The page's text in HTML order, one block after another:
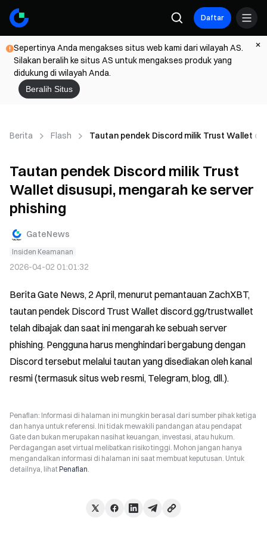
Daftar
Sepertinya Anda mengakses situs web kami dari wilayah AS.
Silakan beralih ke situs AS untuk mengakses produk yang
didukung di wilayah Anda.
Beralih Situs
Berita Flash Tautan pendek Discord milik Trust Wallet
Tautan pendek Discord milik Trust
Wallet disusupi, mengarah ke server
phishing
GateNews
Insiden Keamanan
2026-04-02 01:01:32
Berita Gate News, 2 April, menurut pemantauan ZachXBT,
tautan pendek Discord Trust Wallet discord.gg/trustwallet
telah dibajak dan saat ini mengarah ke sebuah server
phishing. Pengguna harus menghindari bergabung dengan
Discord tersebut melalui tautan yang disediakan oleh kanal
resmi (termasuk situs web resmi, Telegram, blog, dll.).
Penafian: Informasi di halaman ini mungkin berasal dari sumber pihak ketiga
dan hanya untuk referensi. Ini tidak mewakili pandangan atau pendapat
Gate dan bukan merupakan nasihat keuangan, investasi, atau hukum.
Perdagangan aset virtual melibatkan risiko tinggi. Mohon jangan hanya
mengandalkan informasi di halaman ini saat membuat keputusan. Untuk
detailnya, lihatPenafian.